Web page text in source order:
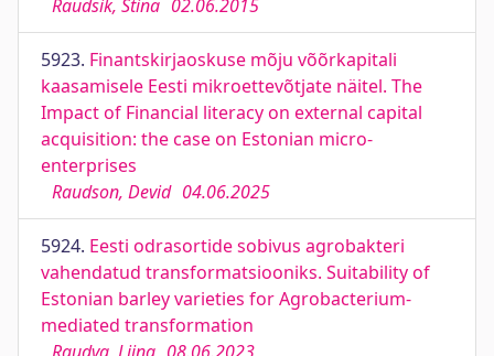
Raudsik, Stina 02.06.2015
5923. Finantskirjaoskuse mõju võõrkapitali
kaasamisele Eesti mikroettevõtjate näitel. The
Impact of Financial literacy on external capital
acquisition: the case on Estonian micro-
enterprises
Raudson, Devid 04.06.2025
5924. Eesti odrasortide sobivus agrobakteri
vahendatud transformatsiooniks. Suitability of
Estonian barley varieties for Agrobacterium-
mediated transformation